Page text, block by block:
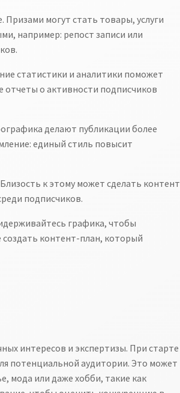
могут стать товары, услуги
например: репост записи или
статистики и аналитики поможет
отчеты о активности подписчиков
делают публикации более
единый стиль повысит
к этому может сделать контент
подписчиков.
графика, чтобы
контент-план, который
интересов и экспертизы. При старте
потенциальной аудитории. Это может
мода или даже хобби, такие как